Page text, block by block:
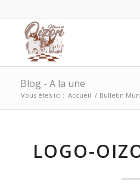
Blog - A la une
Vous êtes ici : Accueil / Bulletin
LOGO-